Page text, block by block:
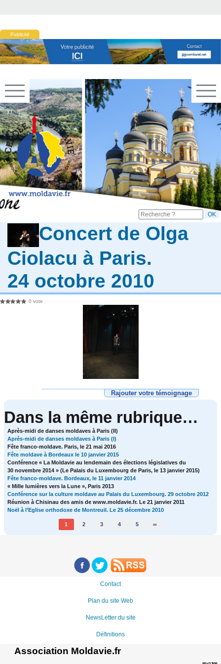
Publicité
Concert de Olga
Ciolacu à Paris.
24 octobre 2010
0 vote
Rajouter votre témoignage
Dans la même rubrique…
Après-midi de danses moldaves à Paris (II)
Après-midi de danses moldaves à Paris (I)
Fête franco-moldave. Paris, le 21 mai 2016
Fête moldave à Bordeaux le 10 janvier 2015
Conférence « La Moldavie au lendemain des élections législatives du
30 novembre 2014 » (Le Palais du Luxembourg de Paris, le 13 janvier 2015)
Fête franco-moldave. Bordeaux, le 11 janvier 2014
« Mille lumières vers la Lune », Paris 2013
Conférence sur la culture moldave au Palais du Luxembourg. 29 octobre 2012
Réunion à Chisinau des amis de www.moldavie.fr. Le 21 janvier 2011
Noël à l’Eglise orthodoxe de Montreuil. Le 25 décembre 2010
1 2 3 4 5 ∞
Contact
Plan du site Web
NewsLetter du site
Définitions
Association Moldavie.fr